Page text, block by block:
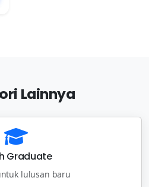
Lainnya
Graduate
lulusan baru